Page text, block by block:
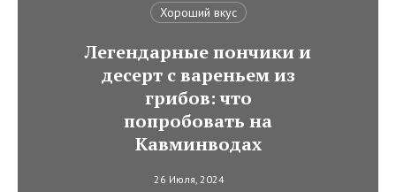
Хороший вкус
Легендарные пончики и
десерт с вареньем из
грибов: что
попробовать на
Кавминводах
26 Июля, 2024